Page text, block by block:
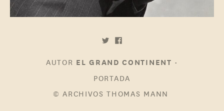
AUTOR EL GRAND CONTINENT •
PORTADA
© ARCHIVOS THOMAS MANN